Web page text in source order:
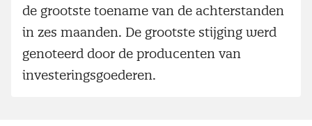
de grootste toename van de achterstanden
in zes maanden. De grootste stijging werd
genoteerd door de producenten van
investeringsgoederen.